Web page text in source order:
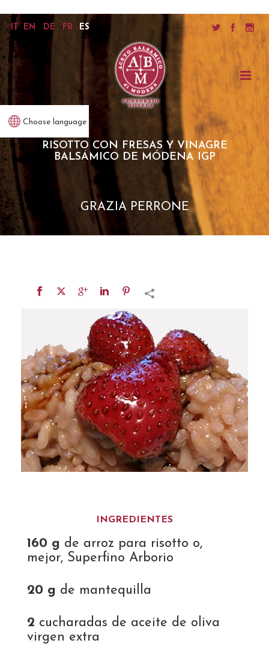
Choose language
RISOTTO CON FRESAS Y VINAGRE
BALSÁMICO DE MÓDENA IGP
GRAZIA PERRONE
IT EN DE FR ES
INGREDIENTES
160 g de arroz para risotto o,
mejor, Superfino Arborio
20 g de mantequilla
2 cucharadas de aceite de oliva
virgen extra